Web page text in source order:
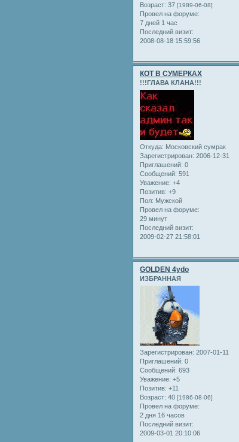
Возраст: 37 [1989-06-08]
Провел на форуме:
7 дней 1 час
Последний визит:
2008-08-18 15:59:56
КОТ В СУМЕРКАХ
!!!ГЛАВА КЛАНА!!!
Откуда: Московский сумрак
Зарегистрирован: 2006-12-31
Приглашений: 0
Сообщений: 591
Уважение: +4
Позитив: +9
Пол: Мужской
Провел на форуме:
29 минут
Последний визит:
2009-02-27 21:58:01
GOLDEN 4ydo
ИЗБРАННАЯ
Зарегистрирован: 2007-01-11
Приглашений: 0
Сообщений: 693
Уважение: +5
Позитив: +11
Возраст: 40 [1986-08-06]
Провел на форуме:
2 дня 16 часов
Последний визит:
2009-03-01 20:10:06